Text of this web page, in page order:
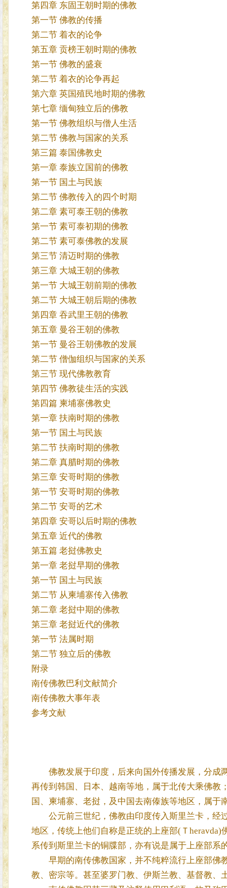
第四章 东固王朝时期的佛教
第一节 佛教的传播
第二节 着衣的论争
第五章 贡榜王朝时期的佛教
第一节 佛教的盛衰
第二节 着衣的论争再起
第六章 英国殖民地时期的佛教
第七章 缅甸独立后的佛教
第一节 佛教组织与僧人生活
第二节 佛教与国家的关系
第三篇 泰国佛教史
第一章 泰族立国前的佛教
第一节 国土与民族
第二节 佛教传入的四个时期
第二章 素可泰王朝的佛教
第一节 素可泰初期的佛教
第二节 素可泰佛教的发展
第三节 清迈时期的佛教
第三章 大城王朝的佛教
第一节 大城王朝前期的佛教
第二节 大城王朝后期的佛教
第四章 吞武里王朝的佛教
第五章 曼谷王朝的佛教
第一节 曼谷王朝佛教的发展
第二节 僧伽组织与国家的关系
第三节 现代佛教教育
第四节 佛教徒生活的实践
第四篇 柬埔寨佛教史
第一章 扶南时期的佛教
第一节 国土与民族
第二节 扶南时期的佛教
第二章 真腊时期的佛教
第三章 安哥时期的佛教
第一节 安哥时期的佛教
第二节 安哥的艺术
第四章 安哥以后时期的佛教
第五章 近代的佛教
第五篇 老挝佛教史
第一章 老挝早期的佛教
第一节 国土与民族
第二节 从柬埔寨传入佛教
第二章 老挝中期的佛教
第三章 老挝近代的佛教
第一节 法属时期
第二节 独立后的佛教
附录
南传佛教巴利文献简介
南传佛教大事年表
参考文献
佛教发展于印度，后来向国外传播发展，分成
再传到韩国、日本、越南等地，属于北传大乘佛教
国、柬埔寨、老挝，及中国去南傣族等地区，属于
公元前三世纪，佛教由印度传入斯里兰卡，经
地区，传统上他们自称是正统的上座部(Ｔ
系传到斯里兰卡的铜牒部，亦有说是属于上座部系
早期的南传佛教国家，并不纯粹流行上座部佛
教、密宗等。甚至婆罗门教、伊斯兰教、基督教、